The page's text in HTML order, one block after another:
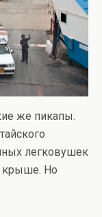
же пикапы.
легковушек
крыше. Но